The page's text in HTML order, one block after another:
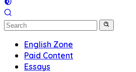
English Zone
Paid Content
Essays